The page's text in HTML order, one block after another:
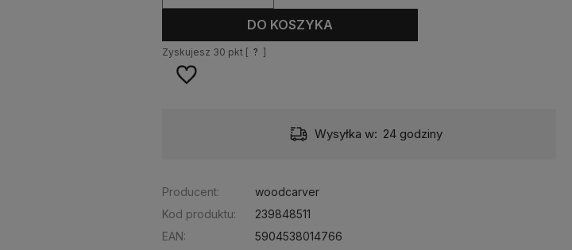
DO KOSZYKA
Zyskujesz 30 pkt [ ? ]
od 11,99 zł - GLS Bliżej Ciebie – Automaty Orlen Paczka 24/7 i punkty odbioru
Producent:
woodcarver
Kod produktu:
239848511
EAN:
5904538014766